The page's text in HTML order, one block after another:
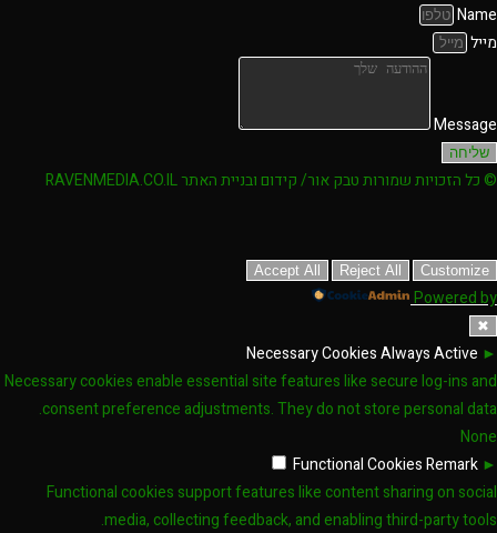
Name
מייל
Message
שליחה
© כל הזכויות שמורות טבק אור/ קידום ובניית האתר RAVENMEDIA.CO.IL
Customize
Reject All
Accept All
Powered by
✖
►
Necessary CookiesAlways Active
Necessary cookies enable essential site features like secure log-ins and
consent preference adjustments. They do not store personal data.
None
►
Functional CookiesRemark
Functional cookies support features like content sharing on social
media, collecting feedback, and enabling third-party tools.